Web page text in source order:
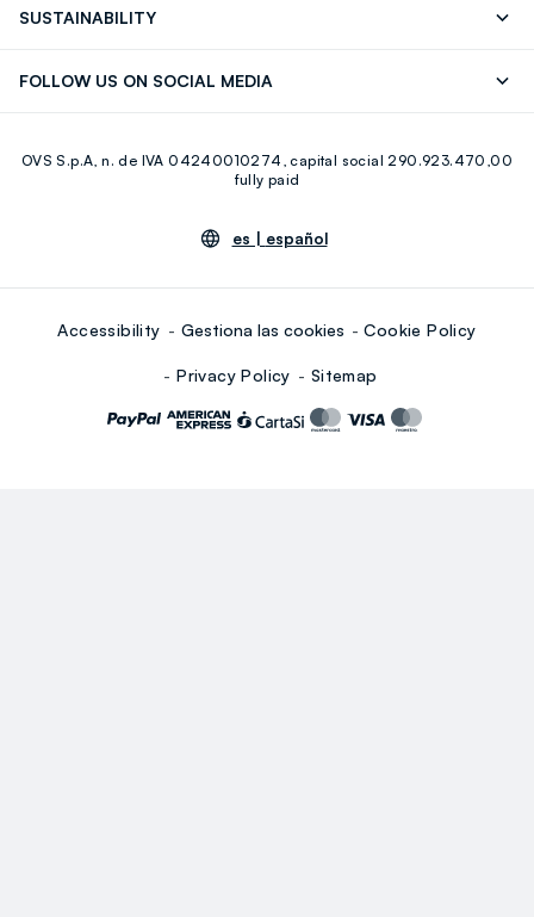
SUSTAINABILITY
FOLLOW US ON SOCIAL MEDIA
Youtube Linkedin
OVS S.p.A, n. de IVA 04240010274, capital social 290.923.470,00
fully paid
es | español
Accessibility Gestiona las cookies Cookie Policy
Privacy Policy Sitemap